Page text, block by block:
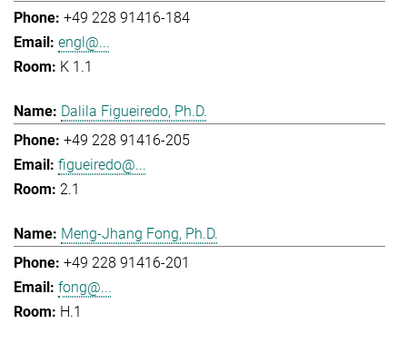
+49 228 91416-184
engl@...
K 1.1
Dalila Figueiredo, Ph.D.
+49 228 91416-205
figueiredo@...
2.1
Meng-Jhang Fong, Ph.D.
+49 228 91416-201
fong@...
H.1